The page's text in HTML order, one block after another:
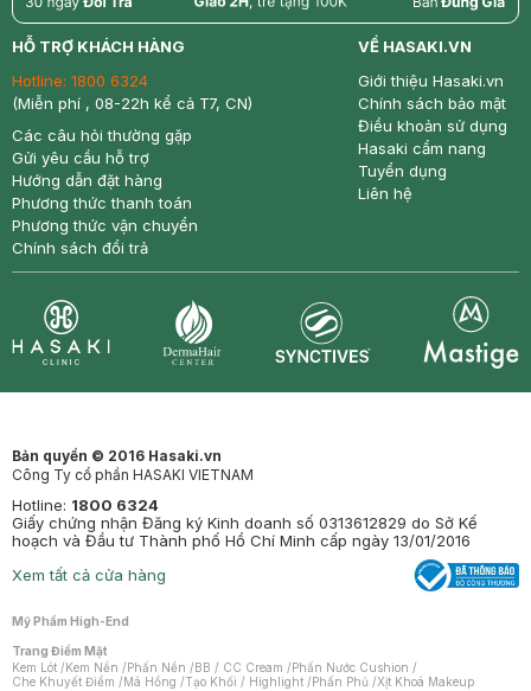
return nowfree price
HỖ TRỢ KHÁCH HÀNG
Hotline: 1800 6324
(Miễn phí , 08-22h kể cả T7, CN)
Các câu hỏi thường gặp
Gửi yêu cầu hỗ trợ
Hướng dẫn đặt hàng
Phương thức thanh toán
Phương thức vận chuyển
Chính sách đổi trả
VỀ HASAKI.VN
Giới thiệu Hasaki.vn
Chính sách bảo mật
Điều khoản sử dụng
Hasaki cẩm nang
Tuyển dụng
Liên hệ
Bản quyền © 2016 Hasaki.vn
Công Ty cổ phần HASAKI VIETNAM
Hotline: 1800 6324
Giấy chứng nhận Đăng ký Kinh doanh số 0313612829 do Sở Kế
hoạch và Đầu tư Thành phố Hồ Chí Minh cấp ngày 13/01/2016
Xem tất cả cửa hàng
Mỹ Phẩm High-End
Trang Điểm Mặt
Kem Lót /Kem Nền /Phấn Nền /BB / CC Cream /Phấn Nước Cushion /
Che Khuyết Điểm /Má Hồng /Tạo Khối / Highlight /Phấn Phủ /Xịt Khoá Makeup